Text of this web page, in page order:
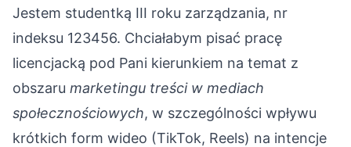
Jestem studentką III roku zarządzania, nr
indeksu 123456. Chciałabym pisać pracę
licencjacką pod Pani kierunkiem na temat z
obszaru marketingu treści w mediach
społecznościowych, w szczególności wpływu
krótkich form wideo (TikTok, Reels) na intencje